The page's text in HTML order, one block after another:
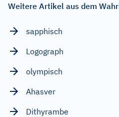
Weitere Artikel aus dem
sapphisch
Logograph
olympisch
Ahasver
Dithyrambe